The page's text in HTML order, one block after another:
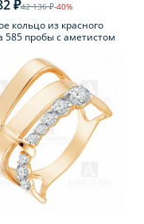
₽42 136 ₽-40%
кольцо из красного
585 пробы с аметистом